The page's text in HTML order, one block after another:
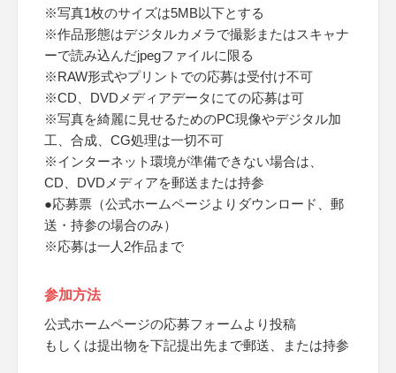
※写真1枚のサイズは5MB以下とする
※作品形態はデジタルカメラで撮影またはスキャナ
ーで読み込んだjpegファイルに限る
※RAW形式やプリントでの応募は受付け不可
※CD、DVDメディアデータにての応募は可
※写真を綺麗に見せるためのPC現像やデジタル加
工、合成、CG処理は一切不可
※インターネット環境が準備できない場合は、
CD、DVDメディアを郵送または持参
●応募票（公式ホームページよりダウンロード、郵
送・持参の場合のみ）
※応募は一人2作品まで
参加方法
公式ホームページの応募フォームより投稿
もしくは提出物を下記提出先まで郵送、または持参